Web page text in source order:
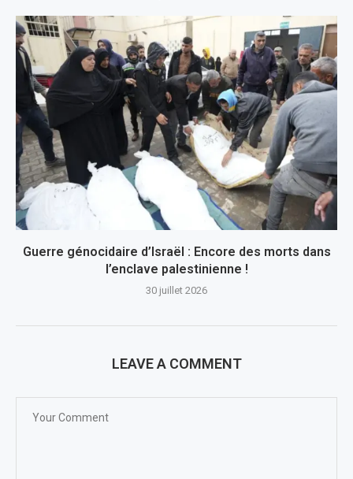
Guerre génocidaire d’Israël : Encore des morts dans
l’enclave palestinienne !
30 juillet 2026
LEAVE A COMMENT